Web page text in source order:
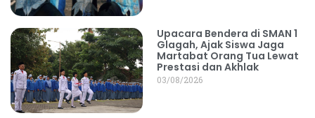
Upacara Bendera di SMAN 1
Glagah, Ajak Siswa Jaga
Martabat Orang Tua Lewat
Prestasi dan Akhlak
03/08/2026